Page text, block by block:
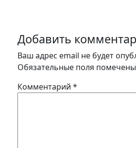
Добавить
Ваш адрес email не будет
Обязательные поля помечены
Комментарий *